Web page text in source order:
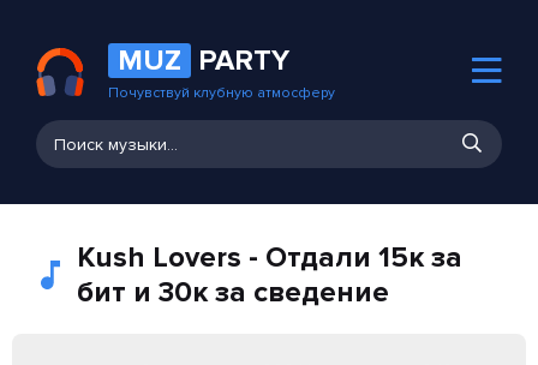
MUZ PARTY
Почувствуй клубную атмосферу
Kush Lovers - Отдали 15к за
бит и 30к за сведение